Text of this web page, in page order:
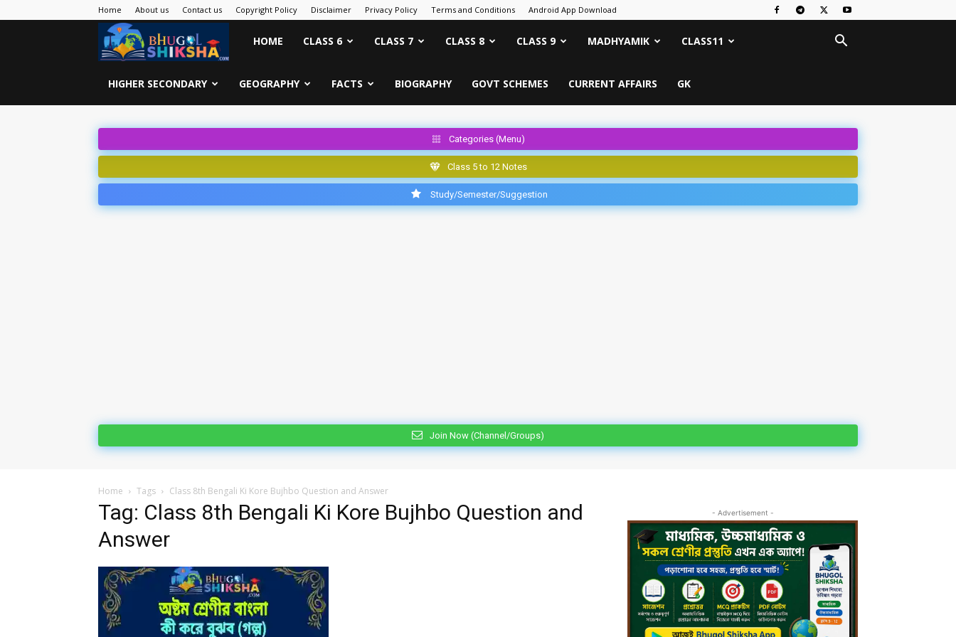
Home About us Contact us Copyright Policy Disclaimer Privacy Policy Terms and Conditions Android App Download
Bhugol
Shiksha
HOME CLASS 6 CLASS 7 CLASS 8 CLASS 9 MADHYAMIK CLASS11
HIGHER SECONDARY GEOGRAPHY FACTS BIOGRAPHY GOVT SCHEMES CURRENT AFFAIRS GK
Categories (Menu)
Class 5 to 12 Notes
Study/Semester/Suggestion
Join Now (Channel/Groups)
Home Tags Class 8th Bengali Ki Kore Bujhbo Question and Answer
Tag: Class 8th Bengali Ki Kore Bujhbo Question and
Answer
- Advertisement -